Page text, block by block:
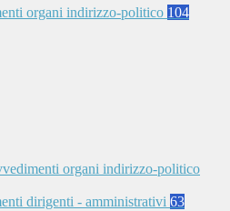
organi indirizzo-politico 104
organi indirizzo-politico
dirigenti - amministrativi 63